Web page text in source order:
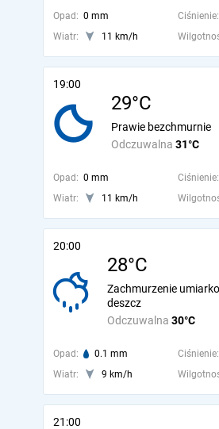
Opad: 0 mm Ciśnienie:
Wiatr:
11 km/h
19:00
29°C
Odczuwalna 31°C
Prawie bezchmurnie
Opad: 0 mm Ciśnienie:
Wiatr:
11 km/h
20:00
28°C
Odczuwalna 30°C
Zachmurzenie
deszcz
Opad: 0.1 mm Ciśnienie:
Wiatr:
9 km/h
21:00